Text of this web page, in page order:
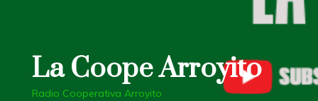
La Coope Arroyito
Radio Cooperativa Arroyito